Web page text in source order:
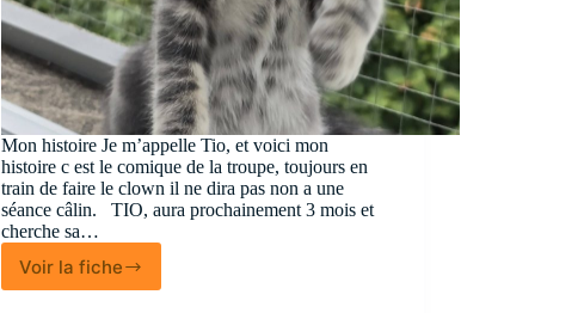
Mon histoire Je m’appelle Tio, et voici mon
histoire c est le comique de la troupe, toujours en
train de faire le clown il ne dira pas non a une
séance câlin. TIO, aura prochainement 3 mois et
cherche sa…
Voir la fiche
Tio